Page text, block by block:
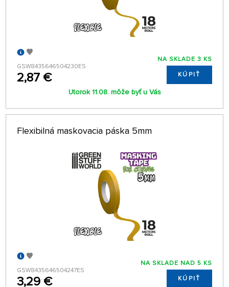
GSW8435646504230ES
2,87 €
NA SKLADE 3 KS
KÚPIŤ
Utorok 11.08. môže byť u Vás
Flexibilná maskovacia páska 5mm
GSW8435646504247ES
3,29 €
NA SKLADE NAD 5 KS
KÚPIŤ